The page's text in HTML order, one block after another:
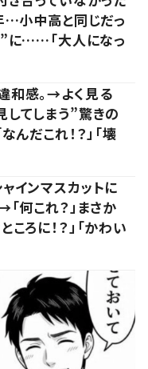
…小中高と同じだっ
に……「大人になっ
和感。→よく見る
てしまう”驚きの
だこれ！？」「壊
インマスカットに
何これ？」まさか
ろに！？」「かわい